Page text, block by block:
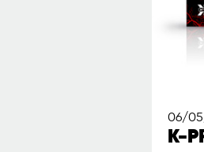
06/
K-